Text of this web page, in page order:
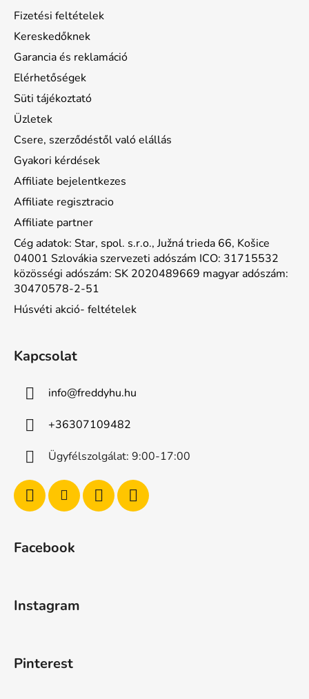
Fizetési feltételek
Kereskedőknek
Garancia és reklamáció
Elérhetőségek
Süti tájékoztató
Üzletek
Csere, szerződéstől való elállás
Gyakori kérdések
Affiliate bejelentkezes
Affiliate regisztracio
Affiliate partner
Cég adatok: Star, spol. s.r.o., Južná trieda 66, Košice
04001 Szlovákia szervezeti adószám ICO: 31715532
közösségi adószám: SK 2020489669 magyar adószám:
30470578-2-51
Húsvéti akció- feltételek
Kapcsolat
info@freddyhu.hu
+36307109482
Ügyfélszolgálat: 9:00-17:00
Facebook
Instagram
Pinterest